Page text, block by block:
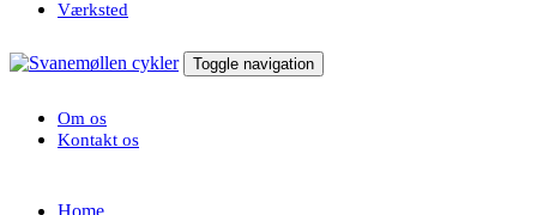
Værksted
Toggle navigation
Om os
Kontakt os
Home